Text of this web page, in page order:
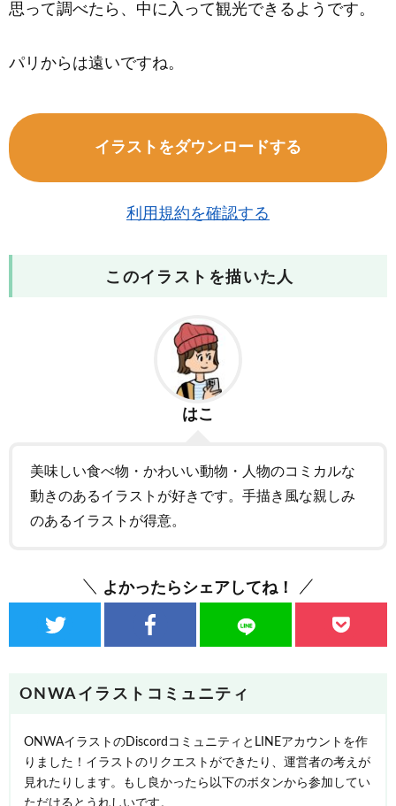
思って調べたら、中に入って観光できるようです。
パリからは遠いですね。
イラストをダウンロードする
利用規約を確認する
このイラストを描いた人
はこ
美味しい食べ物・かわいい動物・人物のコミカルな
動きのあるイラストが好きです。手描き風な親しみ
のあるイラストが得意。
よかったらシェアしてね！
ONWAイラストコミュニティ
ONWAイラストのDiscordコミュニティとLINEアカウントを作
りました！イラストのリクエストができたり、運営者の考えが
見れたりします。もし良かったら以下のボタンから参加してい
ただけるとうれしいです。